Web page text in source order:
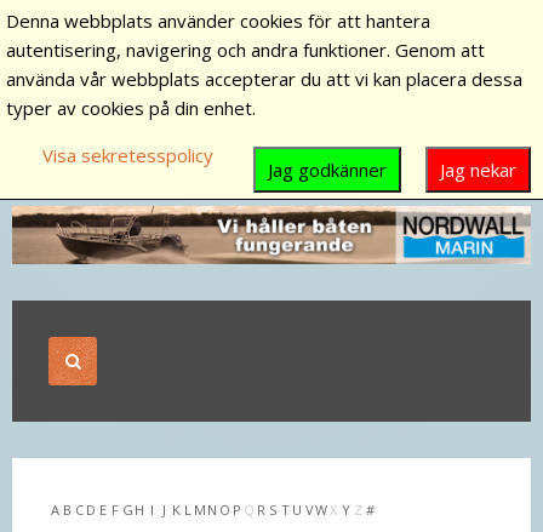
A B C D E F G H I J K L M N O P Q R S T U VWX Y Z #
Denna webbplats använder cookies för att hantera
autentisering, navigering och andra funktioner. Genom att
använda vår webbplats accepterar du att vi kan placera dessa
typer av cookies på din enhet.
Visa sekretesspolicy
Jag nekar
Jag godkänner